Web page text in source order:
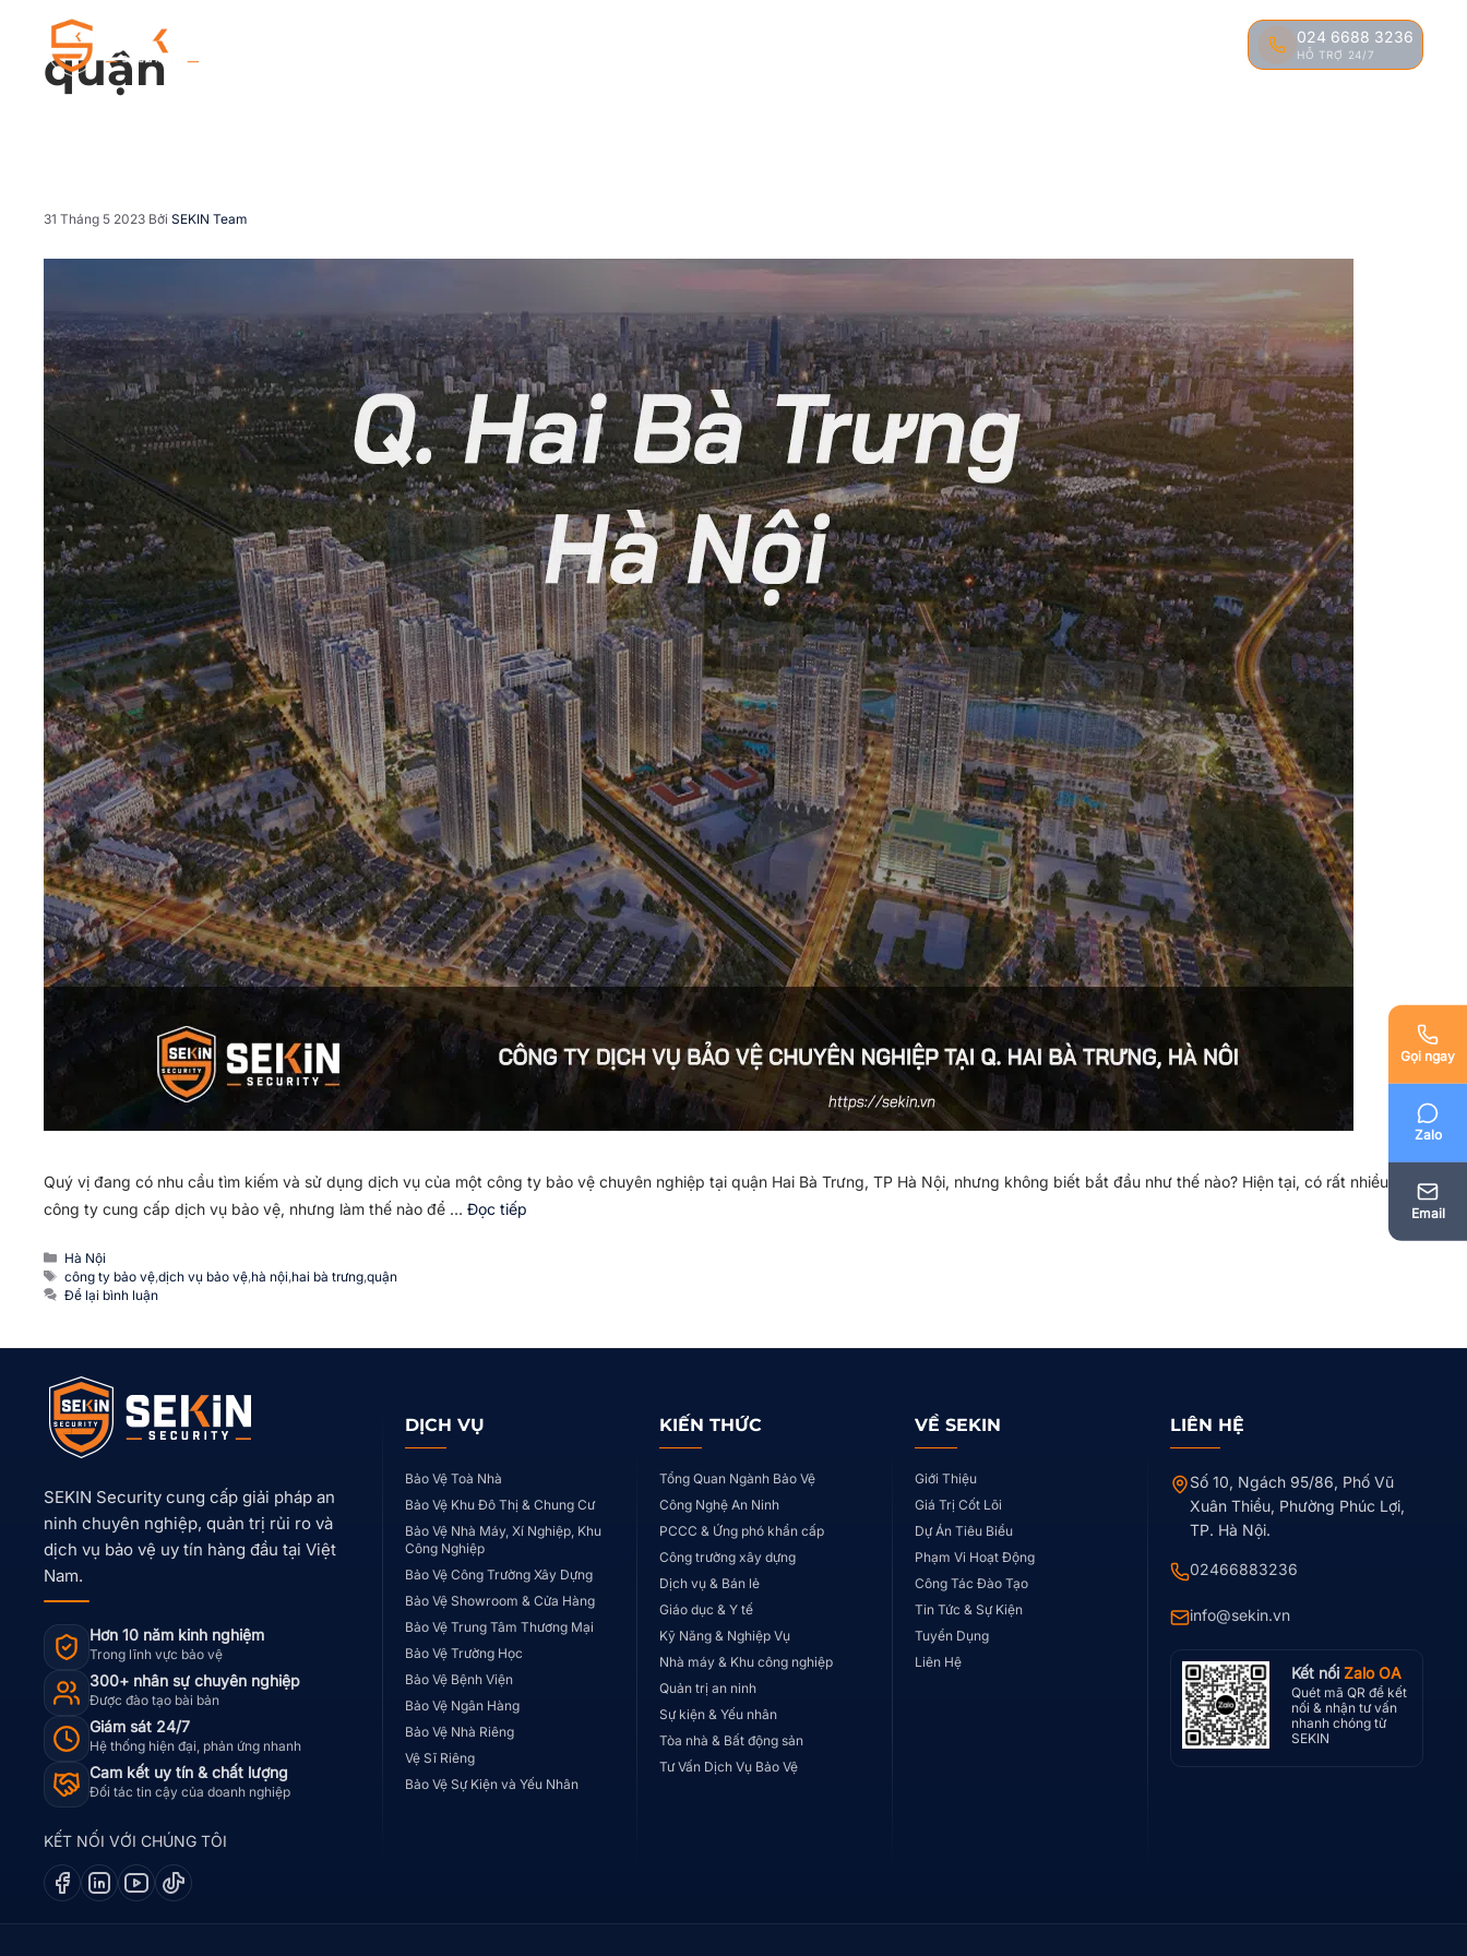
024 6688 3236
HỖ TRỢ 24/7
Gọi ngay
Zalo
Email
quận
31 Tháng 5 2023 Bởi SEKIN Team
Quý vị đang có nhu cầu tìm kiếm và sử dụng dịch vụ của một công ty bảo vệ chuyên nghiệp tại quận Hai Bà Trưng, TP Hà Nội, nhưng không biết bắt đầu như thế nào? Hiện tại, có rất nhiều
công ty cung cấp dịch vụ bảo vệ, nhưng làm thế nào để … Đọc tiếp
Danh
mục
Hà Nội
Thẻ
công ty bảo vệ,dịch vụ bảo vệ,hà nội,hai bà trưng,quận
Để lại bình luận
SEKIN Security cung cấp giải pháp an
ninh chuyên nghiệp, quản trị rủi ro và
dịch vụ bảo vệ uy tín hàng đầu tại Việt
Nam.
Hơn 10 năm kinh nghiệm
Trong lĩnh vực bảo vệ
300+ nhân sự chuyên nghiệp
Được đào tạo bài bản
Giám sát 24/7
Hệ thống hiện đại, phản ứng nhanh
Cam kết uy tín & chất lượng
Đối tác tin cậy của doanh nghiệp
KẾT NỐI VỚI CHÚNG TÔI
DỊCH VỤ
Bảo Vệ Toà Nhà
Bảo Vệ Khu Đô Thị & Chung Cư
Bảo Vệ Nhà Máy, Xí Nghiệp, Khu
Công Nghiệp
Bảo Vệ Công Trường Xây Dựng
Bảo Vệ Showroom & Cửa Hàng
Bảo Vệ Trung Tâm Thương Mại
Bảo Vệ Trường Học
Bảo Vệ Bệnh Viện
Bảo Vệ Ngân Hàng
Bảo Vệ Nhà Riêng
Vệ Sĩ Riêng
Bảo Vệ Sự Kiện và Yếu Nhân
KIẾN THỨC
Tổng Quan Ngành Bảo Vệ
Công Nghệ An Ninh
PCCC & Ứng phó khẩn cấp
Công trường xây dựng
Dịch vụ & Bán lẻ
Giáo dục & Y tế
Kỹ Năng & Nghiệp Vụ
Nhà máy & Khu công nghiệp
Quản trị an ninh
Sự kiện & Yếu nhân
Tòa nhà & Bất động sản
Tư Vấn Dịch Vụ Bảo Vệ
VỀ SEKIN
Giới Thiệu
Giá Trị Cốt Lõi
Dự Án Tiêu Biểu
Phạm Vi Hoạt Động
Công Tác Đào Tạo
Tin Tức & Sự Kiện
Tuyển Dụng
Liên Hệ
LIÊN HỆ
Số 10, Ngách 95/86, Phố Vũ
Xuân Thiều, Phường Phúc Lợi,
TP. Hà Nội.
02466883236
info@sekin.vn
Kết nối Zalo OA
Quét mã QR để kết
nối & nhận tư vấn
nhanh chóng từ
SEKIN